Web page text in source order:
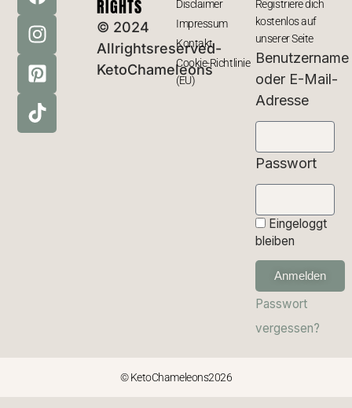
RIGHTS
© 2024
Allrightsreserved-
KetoChameleons
Disclaimer
Impressum
Kontakt
Cookie-Richtlinie
(EU)
Registriere dich
kostenlos auf
unserer Seite
Benutzername
oder E-Mail-
Adresse
Passwort
Eingeloggt
bleiben
Anmelden
Passwort
vergessen?
© KetoChameleons2026